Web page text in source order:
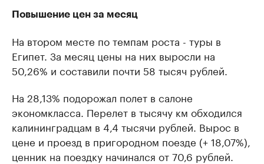
Повышение цен за месяц
На втором месте по темпам роста - туры в
Египет. За месяц цены на них выросли на
50,26% и составили почти 58 тысяч рублей.
На 28,13% подорожал полет в салоне
экономкласса. Перелет в тысячу км обходился
калининградцам в 4,4 тысячи рублей. Вырос в
цене и проезд в пригородном поезде (+ 18,07%),
ценник на поездку начинался от 70,6 рублей.